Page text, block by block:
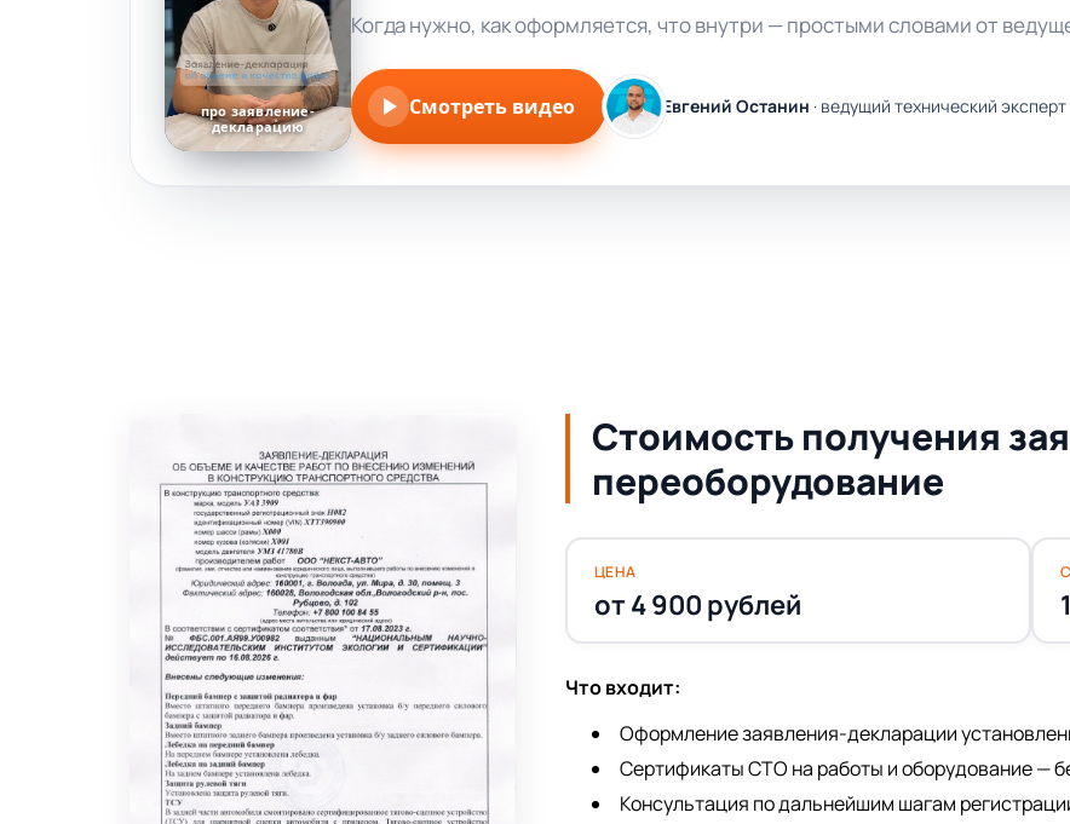
про заявление-
декларацию
Когда нужно, как оформляется, что внутри — простыми словами от
Смотреть видео Евгений Останин · ведущий технический эксперт
Стоимость получения
переоборудование
ЦЕНА
от 4 900 рублей
Что входит:
Оформление заявления-декларации
Сертификаты СТО на работы и оборудование —
Консультация по дальнейшим шагам